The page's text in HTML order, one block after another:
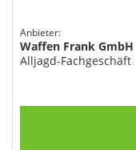
Anbieter:
Waffen Frank GmbH
Alljagd-Fachgeschäft